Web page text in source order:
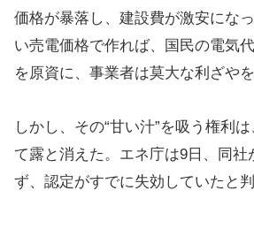
価格が暴落し、建設費が激安にな
い売電価格で作れば、国民の電気
を原資に、事業者は莫大な利ざや
しかし、その“甘い汁”を吸う権利
て露と消えた。エネ庁は9日、同社
ず、認定がすでに失効していたと判